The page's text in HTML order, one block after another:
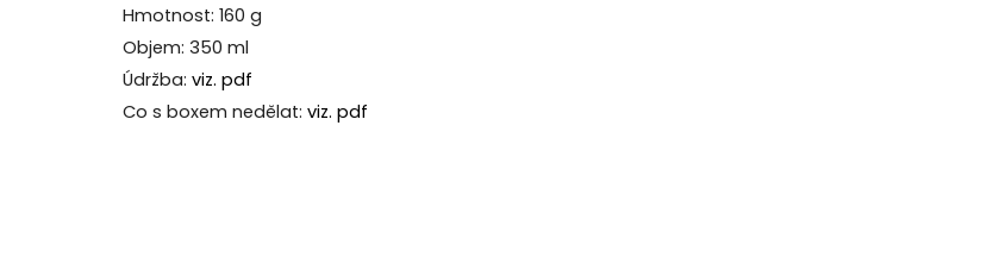
Hmotnost: 160 g
Objem: 350 ml
Údržba: viz. pdf
Co s boxem nedělat: viz. pdf